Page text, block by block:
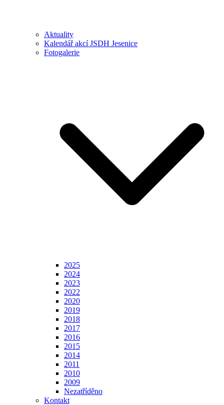
Aktuality
Kalendář akcí JSDH Jesenice
Fotogalerie
2025
2024
2023
2022
2020
2019
2018
2017
2016
2015
2014
2011
2010
2009
Nezatříděno
Kontakt